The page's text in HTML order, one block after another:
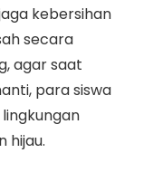
kebersihan
secara
agar saat
para siswa
hijau.